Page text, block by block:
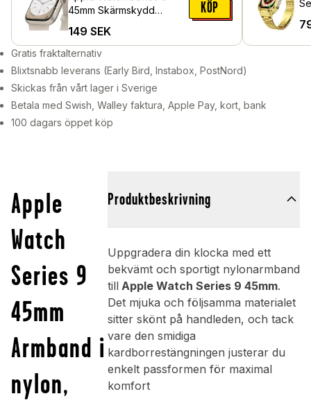
45mm Skärmskydd
pack)
149 SEK
KÖP
Gratis fraktalternativ
Blixtsnabb leverans (Early Bird, Instabox, PostNord)
Skickas från vårt lager i Sverige
Betala med Swish, Walley faktura, Apple Pay, kort, bank
100 dagars öppet köp
Apple
Watch
Series 9
45mm
Armband i
nylon,
Produktbeskrivning
Uppgradera din klocka med ett
bekvämt och sportigt nylonarmband
tillApple Watch Series 9 45mm.
Det mjuka och följsamma materialet
sitter skönt på handleden, och tack
vare den smidiga
kardborrestängningen justerar du
enkelt passformen för maximal
komfort